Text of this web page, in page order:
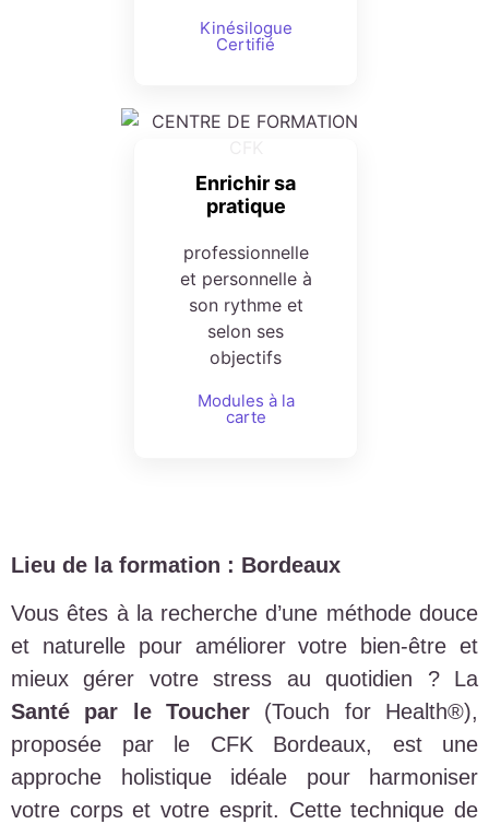
Kinésilogue
Certifié
Enrichir sa
pratique
professionnelle
et personnelle à
son rythme et
selon ses
objectifs
Modules à la
carte
Lieu de la formation : Bordeaux
Vous êtes à la recherche d’une méthode douce
et naturelle pour améliorer votre bien-être et
mieux gérer votre stress au quotidien ? La
Santé par le Toucher (Touch for Health®),
proposée par le CFK Bordeaux, est une
approche holistique idéale pour harmoniser
votre corps et votre esprit. Cette technique de